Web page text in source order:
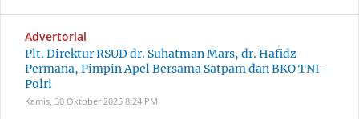
Advertorial
Plt. Direktur RSUD dr. Suhatman Mars, dr. Hafidz
Permana, Pimpin Apel Bersama Satpam dan BKO TNI-
Polri
Kamis, 30 Oktober 2025 8:24 PM